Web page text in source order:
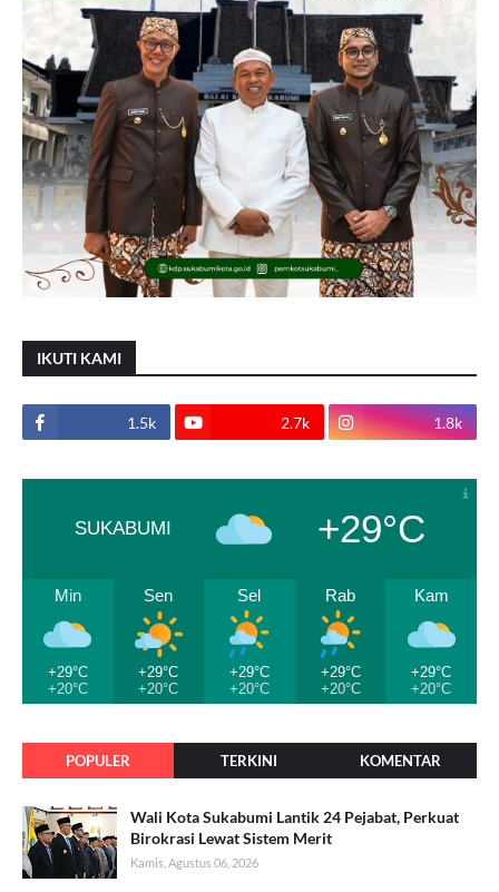
IKUTI KAMI
1.5k 2.7k 1.8k
SUKABUMI +29°C
Min
+29°C
+20°C
Sen
+29°C
+20°C
Sel
+29°C
+20°C
Rab
+29°C
+20°C
Kam
+29°C
+20°C
POPULER TERKINI KOMENTAR
Wali Kota Sukabumi Lantik 24 Pejabat, Perkuat
Birokrasi Lewat Sistem Merit
Kamis, Agustus 06, 2026